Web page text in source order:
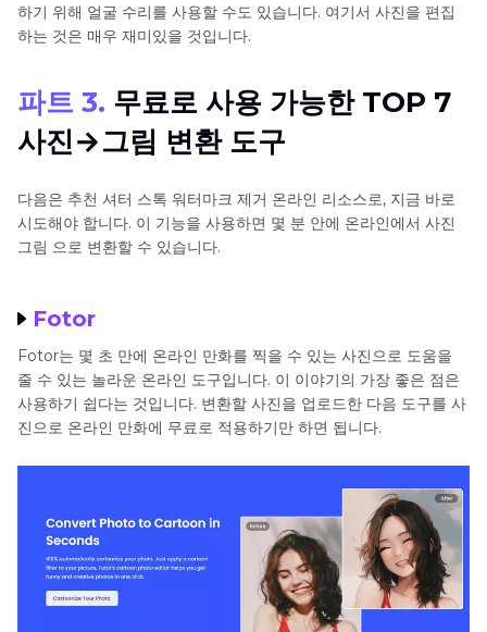
하기 위해 얼굴 수리를 사용할 수도 있습니다. 여기서 사진을 편집
하는 것은 매우 재미있을 것입니다.
파트 3. 무료로 사용 가능한 TOP 7
사진→그림 변환 도구
다음은 추천 셔터 스톡 워터마크 제거 온라인 리소스로, 지금 바로
시도해야 합니다. 이 기능을 사용하면 몇 분 안에 온라인에서 사진
그림 으로 변환할 수 있습니다.
Fotor
Fotor는 몇 초 만에 온라인 만화를 찍을 수 있는 사진으로 도움을
줄 수 있는 놀라운 온라인 도구입니다. 이 이야기의 가장 좋은 점은
사용하기 쉽다는 것입니다. 변환할 사진을 업로드한 다음 도구를 사
진으로 온라인 만화에 무료로 적용하기만 하면 됩니다.